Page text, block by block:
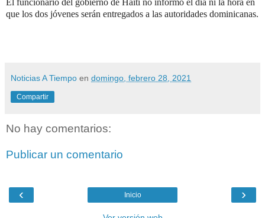
El funcionario del gobierno de Haití no informó el día ni la hora en
que los dos jóvenes serán entregados a las autoridades dominicanas.
Noticias A Tiempo en domingo, febrero 28, 2021
Compartir
No hay comentarios:
Publicar un comentario
‹ ›
Inicio